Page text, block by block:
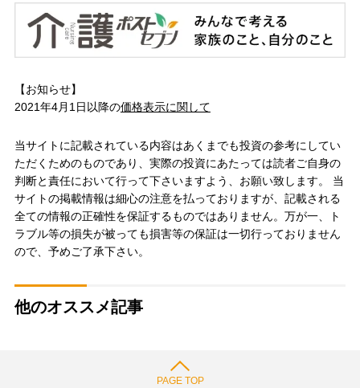
【お知らせ】
2021年4月1日以降の価格表示に関して
当サイトに記載されている内容はあくまでも投資の参考にしてい
ただくためのものであり、実際の投資にあたっては読者ご自身の
判断と責任において行って下さいますよう、お願い致します。 当
サイトの掲載情報は細心の注意を払っておりますが、記載される
全ての情報の正確性を保証するものではありません。万が一、ト
ラブル等の損失が被っても損害等の保証は一切行っておりません
ので、予めご了承下さい。
他のオススメ記事
PAGE TOP